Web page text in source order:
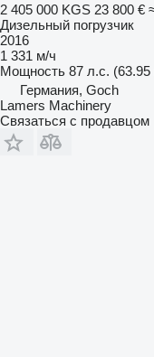
2 405 000 KGS 23 800 €
Дизельный погрузчик
2016
1 331 м/ч
Мощность 87 л.с. (63.95
Германия, Goch
Lamers Machinery
Связаться с продавцом